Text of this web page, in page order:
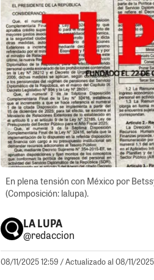
En plena tensión con México por
(Composición: lalupa).
LA LUPA
@redaccion
08/11/2025 12:59 / Actualizado al 08/11/2025